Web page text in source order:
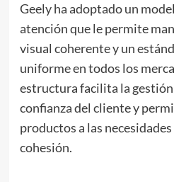
Geely ha adoptado un
atención que le permite
visual coherente y un
uniforme en todos los
estructura facilita la gestión
confianza del cliente y
productos a las
cohesión.